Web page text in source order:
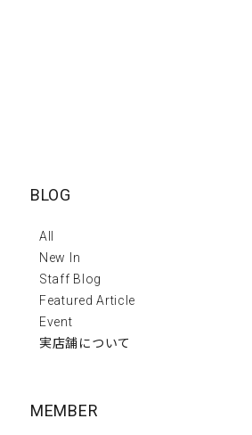
BLOG
All
New In
Staff Blog
Featured Article
Event
実店舗について
MEMBER